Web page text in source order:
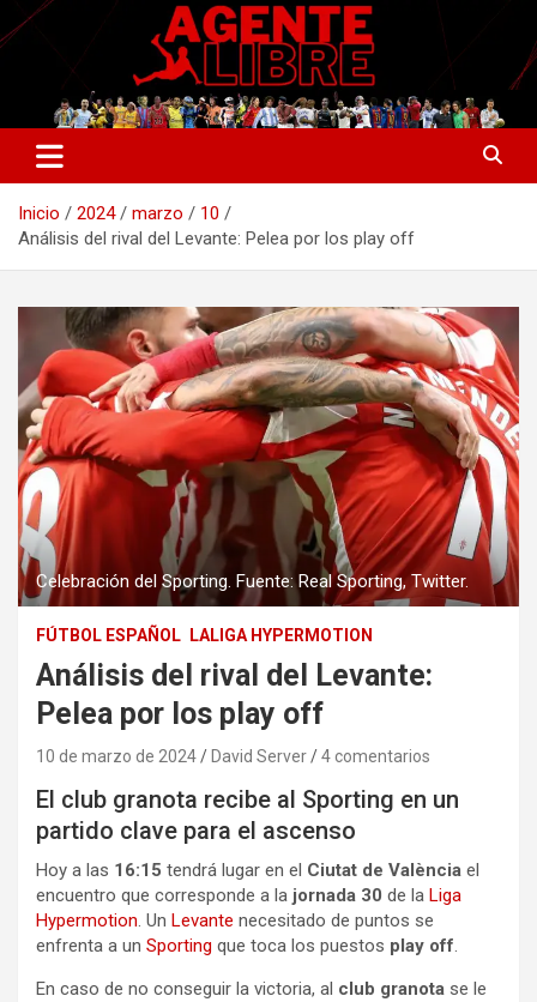
Saltar
al
Agente Libre Digital
La nueva generación del periodismo deportivo.
Inicio 2024 marzo
10
Análisis del rival del Levante: Pelea por los play off
Celebración del Sporting. Fuente: Real Sporting, Twitter.
FÚTBOL ESPAÑOL LALIGA HYPERMOTION
Análisis del rival del Levante:
Pelea por los play off
10 de marzo de 2024 David Server 4 comentarios
El club granota recibe al Sporting en un
partido clave para el ascenso
Hoy a las 16:15 tendrá lugar en el Ciutat de València el
encuentro que corresponde a la jornada 30 de la Liga
Hypermotion. Un Levante necesitado de puntos se
enfrenta a un Sporting que toca los puestos play off.
En caso de no conseguir la victoria, al club granota se le